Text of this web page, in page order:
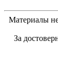
Материалы
За